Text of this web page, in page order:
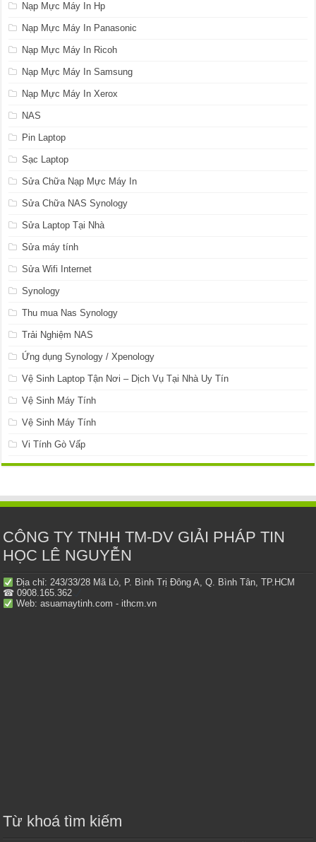
Nạp Mực Máy In Hp
Nạp Mực Máy In Panasonic
Nạp Mực Máy In Ricoh
Nạp Mực Máy In Samsung
Nạp Mực Máy In Xerox
NAS
Pin Laptop
Sạc Laptop
Sửa Chữa Nạp Mực Máy In
Sửa Chữa NAS Synology
Sửa Laptop Tại Nhà
Sửa máy tính
Sửa Wifi Internet
Synology
Thu mua Nas Synology
Trải Nghiệm NAS
Ứng dụng Synology / Xpenology
Vệ Sinh Laptop Tận Nơi – Dịch Vụ Tại Nhà Uy Tín
Vệ Sinh Máy Tính
Vệ Sinh Máy Tính
Vi Tính Gò Vấp
CÔNG TY TNHH TM-DV GIẢI PHÁP TIN
HỌC LÊ NGUYỄN
Địa chỉ: 243/33/28 Mã Lò, P. Bình Trị Đông A, Q. Bình Tân, TP.HCM
☎ 0908.165.362
Web: asuamaytinh.com - ithcm.vn
Từ khoá tìm kiếm